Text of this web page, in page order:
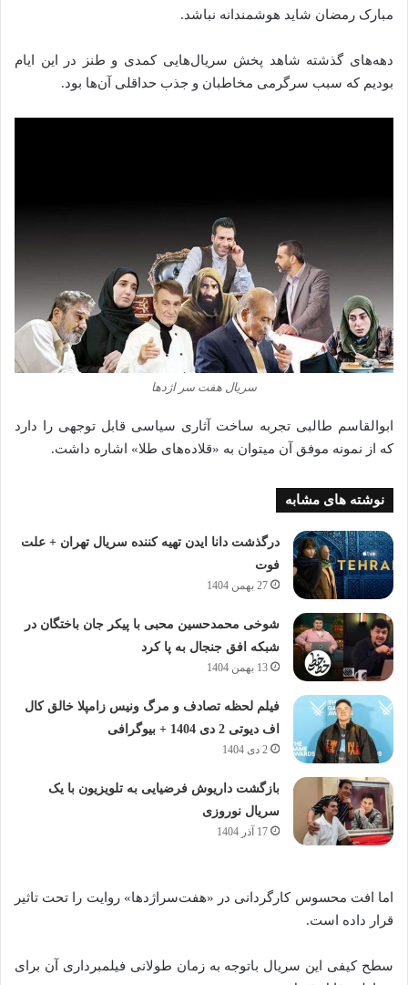
مبارک رمضان شاید هوشمندانه نباشد.
دهه‌های گذشته شاهد پخش سریال‌هایی کمدی و طنز در این ایام
بودیم که سبب سرگرمی مخاطبان و جذب حداقلی آن‌ها بود.
سریال هفت سر اژدها
ابوالقاسم طالبی تجربه ساخت آثاری سیاسی قابل توجهی را دارد
که از نمونه موفق آن میتوان به «قلاده‌های طلا» اشاره داشت.
نوشته های مشابه
درگذشت دانا ایدن تهیه کننده سریال تهران + علت
فوت
27 بهمن 1404
شوخی محمدحسین محبی با پیکر جان باختگان در
شبکه افق جنجال به پا کرد
13 بهمن 1404
فیلم لحظه تصادف و مرگ ونیس زامپلا خالق کال
اف دیوتی 2 دی 1404 + بیوگرافی
2 دی 1404
بازگشت داریوش فرضیایی به تلویزیون با یک
سریال نوروزی
17 آذر 1404
اما افت محسوس کارگردانی در «هفت‌سر‌اژد‌ها» روایت را تحت تاثیر
قرار داده است.
سطح کیفی این سریال باتوجه به زمان طولانی فیلمبرداری آن برای